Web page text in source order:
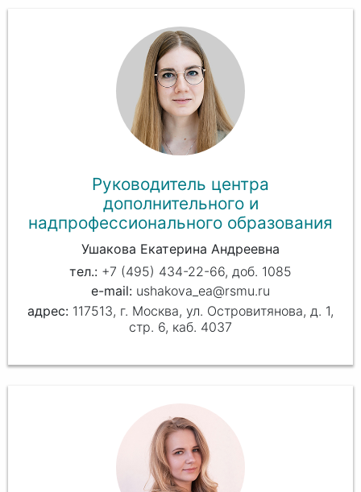
Руководитель центра
дополнительного и
надпрофессионального образования
Ушакова Екатерина Андреевна
+7 (495) 434-22-66, доб. 1085
ushakova_ea@rsmu.ru
117513, г. Москва, ул. Островитянова, д. 1,
стр. 6, каб. 4037